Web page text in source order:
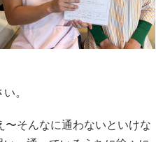
。
そんなに通わないといけな